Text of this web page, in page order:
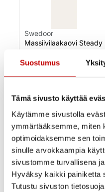
Suostumus
Tämä sivusto käyttää
Käytämme sivustolla
ymmärtääksemme, miten
optimoidaksemme sen
sinulle arvokkaampia
sivustomme turvallisena
Hyväksy kaikki painiketta
Tutustu sivuston
Swedoor
Massiivilaakaovi Steady
220,00€(alv 25.5%)
Uusi
Varastossa
Toimitusaika 1–3
arkipäivää
OSTA NYT